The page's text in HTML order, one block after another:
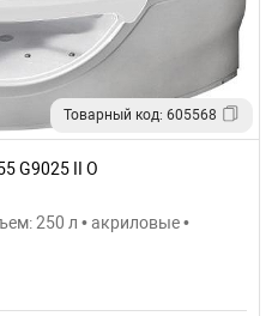
Товарный код: 605568
G9025 II O
250 л • акриловые •